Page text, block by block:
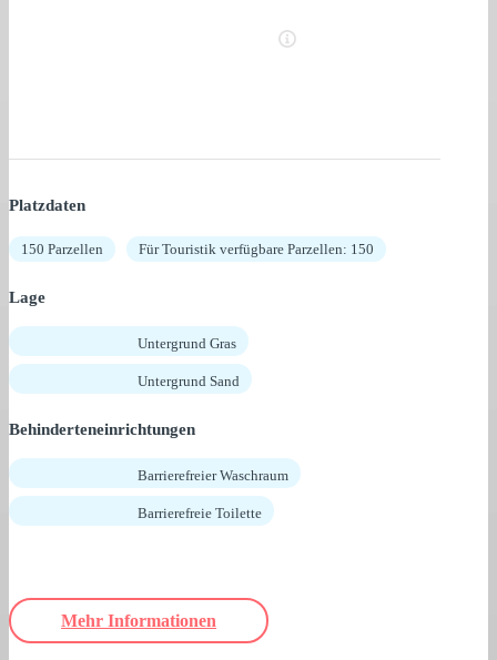
Platzdaten
150 Parzellen Für Touristik verfügbare Parzellen: 150
Lage
Untergrund Gras
Untergrund Sand
Behinderteneinrichtungen
Barrierefreier Waschraum
Barrierefreie Toilette
Mehr Informationen